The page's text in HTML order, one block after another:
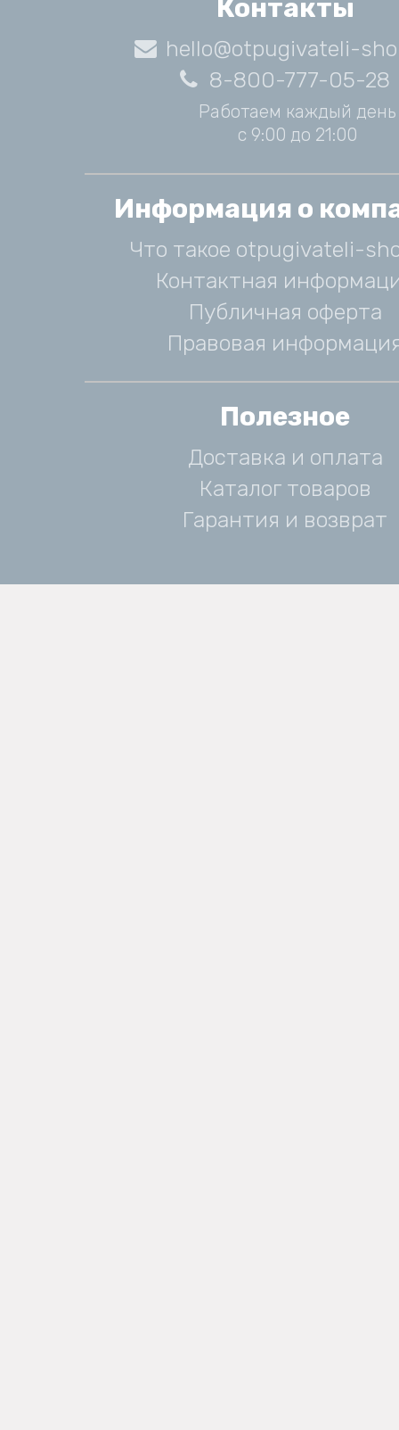
Контакты
hello@otpugivateli-
8-800-777-05-28
Работаем каждый день
с 9:00 до 21:00
Информация о
Что такое otpugivateli-
Контактная
Публичная оферта
Правовая
Полезное
Доставка и оплата
Каталог товаров
Гарантия и возврат